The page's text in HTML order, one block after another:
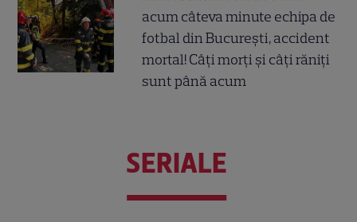
acum câteva minute echipa de
fotbal din București, accident
mortal! Câți morți și câți răniți
sunt până acum
SERIALE